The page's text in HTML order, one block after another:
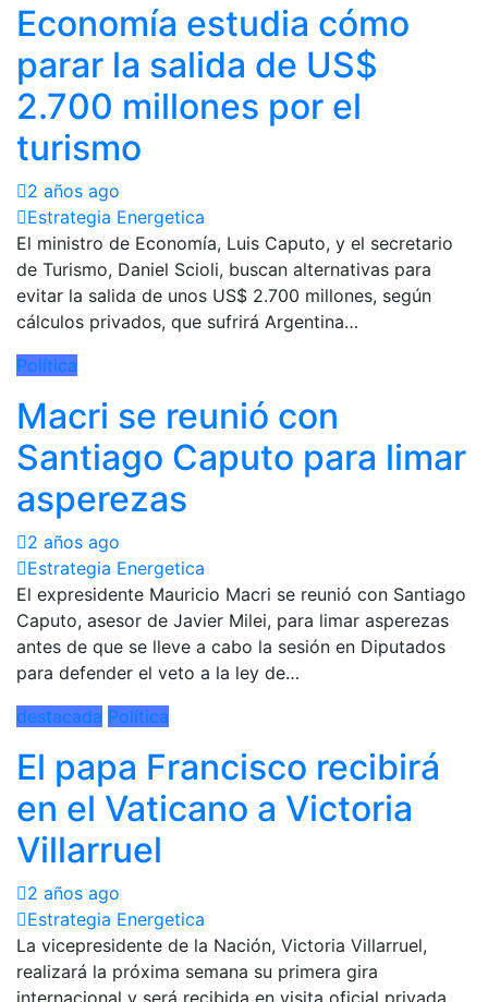
Economía estudia cómo
parar la salida de US$
2.700 millones por el
turismo
2 años ago
Estrategia Energetica
El ministro de Economía, Luis Caputo, y el secretario
de Turismo, Daniel Scioli, buscan alternativas para
evitar la salida de unos US$ 2.700 millones, según
cálculos privados, que sufrirá Argentina…
Política
Macri se reunió con
Santiago Caputo para limar
asperezas
2 años ago
Estrategia Energetica
El expresidente Mauricio Macri se reunió con Santiago
Caputo, asesor de Javier Milei, para limar asperezas
antes de que se lleve a cabo la sesión en Diputados
para defender el veto a la ley de…
destacada Política
El papa Francisco recibirá
en el Vaticano a Victoria
Villarruel
2 años ago
Estrategia Energetica
La vicepresidente de la Nación, Victoria Villarruel,
realizará la próxima semana su primera gira
internacional y será recibida en visita oficial privada